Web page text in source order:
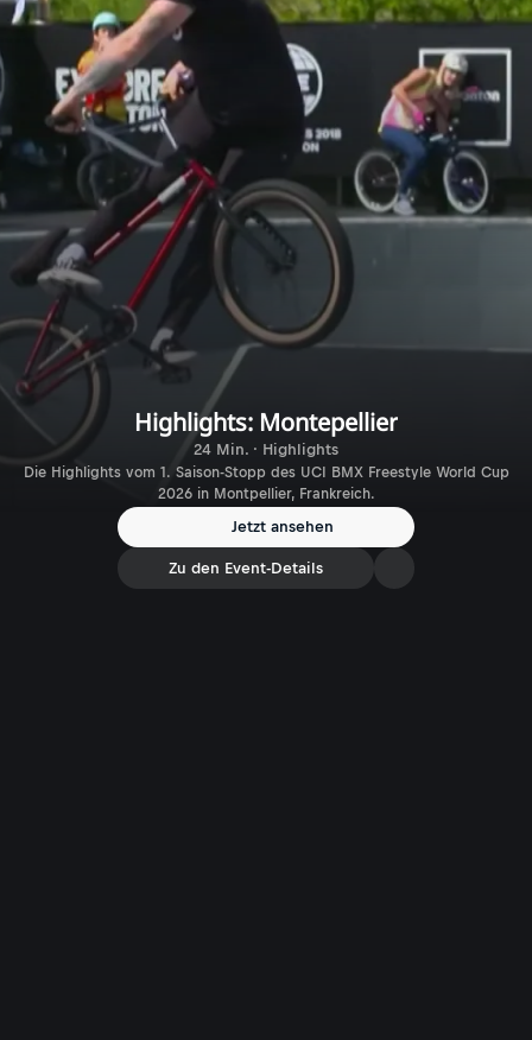
Highlights: Montepellier
24 Min. · Highlights
Die Highlights vom 1. Saison-Stopp des UCI BMX Freestyle World Cup
2026 in Montpellier, Frankreich.
Jetzt ansehen
Zu den Event-Details